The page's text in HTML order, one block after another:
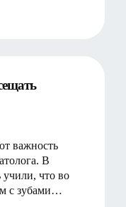
важность
В
что во
с зубами